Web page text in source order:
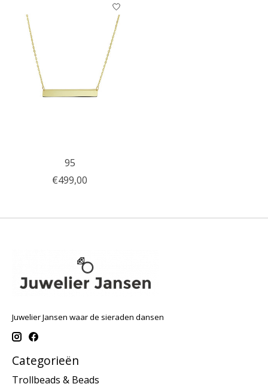
95
€499,00
Juwelier Jansen waar de sieraden dansen
Categorieën
Trollbeads & Beads